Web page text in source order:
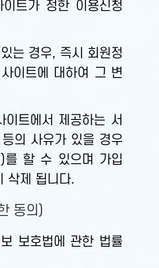
트가 정한 이용신청
는 경우, 즉시 회원정
이트에 대하여 그 변
트에서 제공하는 서
의 사유가 있을 경우
를 할 수 있으며 가입
삭제 됩니다.
동의)
보호법에 관한 법률